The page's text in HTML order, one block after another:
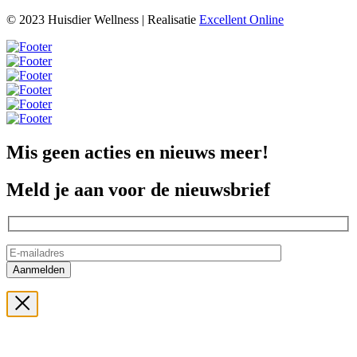
© 2023 Huisdier Wellness | Realisatie Excellent Online
Mis geen acties en nieuws meer!
Meld je aan voor de nieuwsbrief